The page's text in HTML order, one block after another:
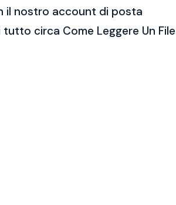
il nostro account di posta
circa Come Leggere Un File